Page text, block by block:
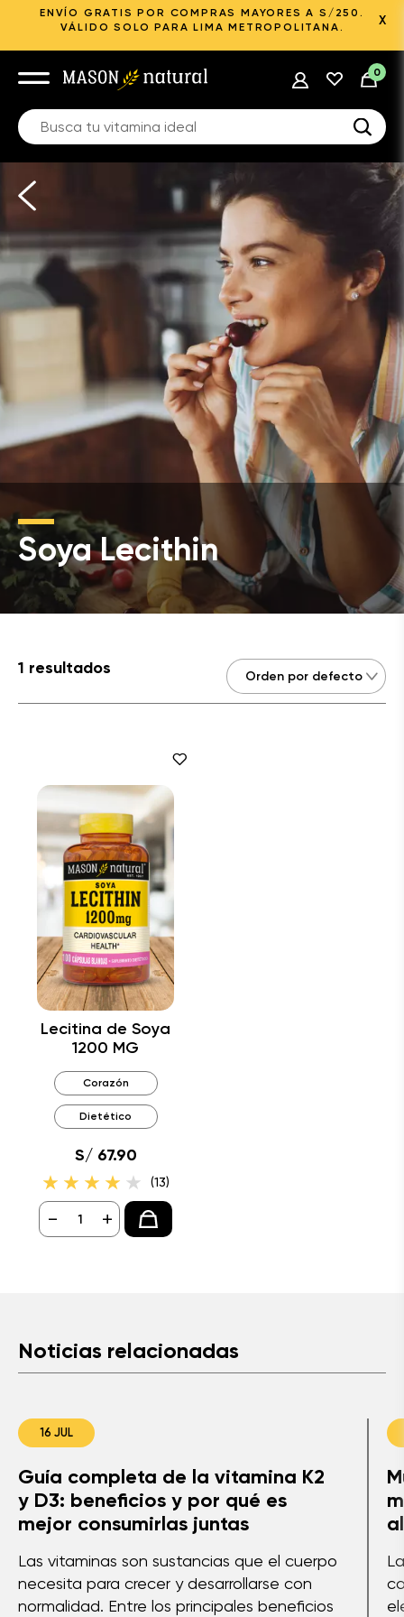
ENVÍO GRATIS POR COMPRAS MAYORES A S/250.
VÁLIDO SOLO PARA LIMA METROPOLITANA.
X
0
Soya Lecithin
1 resultados
Lecitina de Soya
1200 MG
Corazón
Dietético
S/ 67.90
(13)
- +
Noticias relacionadas
Guía completa de la vitamina K2
y D3: beneficios y por qué es
mejor consumirlas juntas
Las vitaminas son sustancias que el cuerpo
necesita para crecer y desarrollarse con
normalidad. Entre los principales beneficios
16 JUL